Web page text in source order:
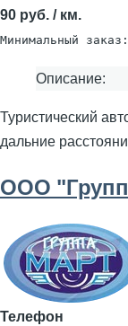
90 руб. / км.
Минимальный
Описание:
Туристический
дальние
ООО
Телефон